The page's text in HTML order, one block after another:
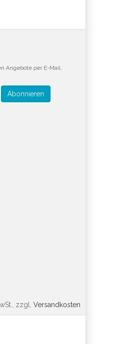
Angebote per E-Mail,
Abonnieren
zzgl. Versandkosten